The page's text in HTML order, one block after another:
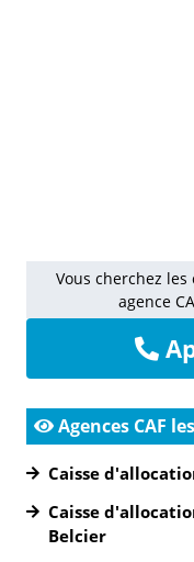
Vous cherchez
agence
Agences CAF
Caisse
Caisse
Belcier